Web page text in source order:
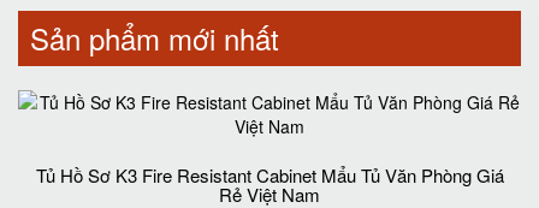
Sản phẩm mới nhất
Tủ Hồ Sơ K3 Fire Resistant Cabinet Mẩu Tủ Văn Phòng Giá
Rẻ Việt Nam